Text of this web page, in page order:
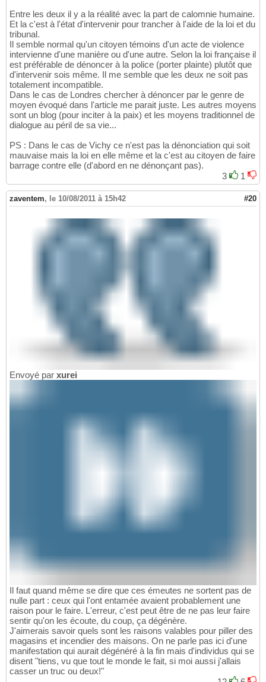
Entre les deux il y a la réalité avec la part de calomnie humaine.
Et la c'est à l'état d'intervenir pour trancher à l'aide de la loi et du
tribunal.
Il semble normal qu'un citoyen témoins d'un acte de violence
intervienne d'une manière ou d'une autre. Selon la loi française il
est préférable de dénoncer à la police (porter plainte) plutôt que
d'intervenir sois même. Il me semble que les deux ne soit pas
totalement incompatible.
Dans le cas de Londres chercher à dénoncer par le genre de
moyen évoqué dans l'article me parait juste. Les autres moyens
sont un blog (pour inciter à la paix) et les moyens traditionnel de
dialogue au péril de sa vie...
PS : Dans le cas de Vichy ce n'est pas la dénonciation qui soit
mauvaise mais la loi en elle même et la c'est au citoyen de faire
barrage contre elle (d'abord en ne dénonçant pas).
3
1
zaventem, le 10/08/2011 à 15h42 #20
Envoyé par xurei
Il faut quand même se dire que ces émeutes ne sortent pas de
nulle part : ceux qui l'ont entamée avaient probablement une
raison pour le faire. L'erreur, c'est peut être de ne pas leur faire
sentir qu'on les écoute, du coup, ça dégénère.
J'aimerais savoir quels sont les raisons valables pour piller des
magasins et incendier des maisons. On ne parle pas ici d'une
manifestation qui aurait dégénéré à la fin mais d'individus qui se
disent "tiens, vu que tout le monde le fait, si moi aussi j'allais
casser un truc ou deux!"